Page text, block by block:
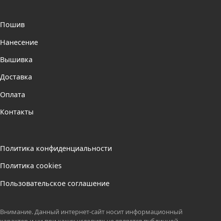
Пошив
Нанесение
Вышивка
Доставка
Оплата
Контакты
Политика конфиденциальности
Политика cookies
Пользовательское соглашение
Внимание. Данный интернет-сайт носит информационный